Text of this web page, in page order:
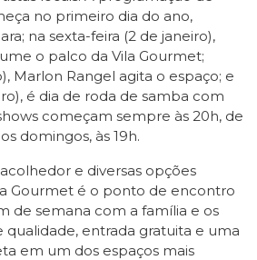
no primeiro dia do ano,
na sexta-feira (2 de janeiro),
o palco da Vila Gourmet;
Marlon Rangel agita o espaço; e
é dia de roda de samba com
começam sempre às 20h, de
domingos, às 19h.
e diversas opções
Gourmet é o ponto de encontro
de semana com a família e os
qualidade, entrada gratuita e uma
em um dos espaços mais